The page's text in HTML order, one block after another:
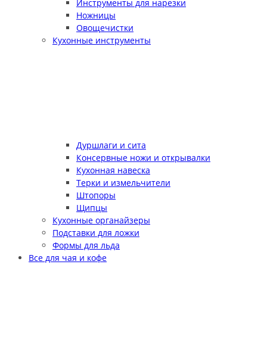
Инструменты для нарезки
Ножницы
Овощечистки
Кухонные инструменты
Дуршлаги и сита
Консервные ножи и открывалки
Кухонная навеска
Терки и измельчители
Штопоры
Щипцы
Кухонные органайзеры
Подставки для ложки
Формы для льда
Все для чая и кофе